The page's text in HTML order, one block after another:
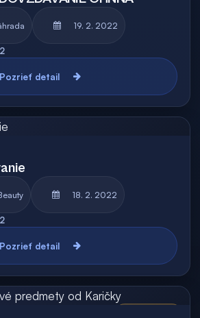
19. 2. 2022
Pozrieť detail
18. 2. 2022
Pozrieť detail